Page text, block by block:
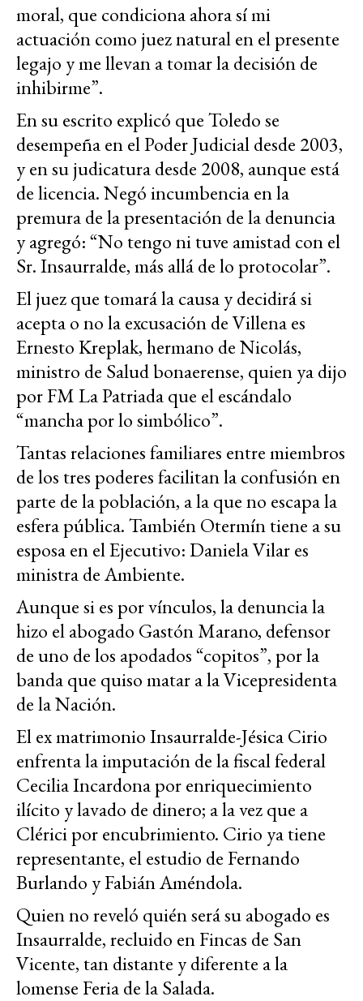
moral, que condiciona ahora sí mi
actuación como juez natural en el presente
legajo y me llevan a tomar la decisión de
inhibirme”.
En su escrito explicó que Toledo se
desempeña en el Poder Judicial desde 2003,
y en su judicatura desde 2008, aunque está
de licencia. Negó incumbencia en la
premura de la presentación de la denuncia
y agregó: “No tengo ni tuve amistad con el
Sr. Insaurralde, más allá de lo protocolar”.
El juez que tomará la causa y decidirá si
acepta o no la excusación de Villena es
Ernesto Kreplak, hermano de Nicolás,
ministro de Salud bonaerense, quien ya dijo
por FM La Patriada que el escándalo
“mancha por lo simbólico”.
Tantas relaciones familiares entre miembros
de los tres poderes facilitan la confusión en
parte de la población, a la que no escapa la
esfera pública. También Otermín tiene a su
esposa en el Ejecutivo: Daniela Vilar es
ministra de Ambiente.
Aunque si es por vínculos, la denuncia la
hizo el abogado Gastón Marano, defensor
de uno de los apodados “copitos”, por la
banda que quiso matar a la Vicepresidenta
de la Nación.
El ex matrimonio Insaurralde-Jésica Cirio
enfrenta la imputación de la fiscal federal
Cecilia Incardona por enriquecimiento
ilícito y lavado de dinero; a la vez que a
Clérici por encubrimiento. Cirio ya tiene
representante, el estudio de Fernando
Burlando y Fabián Améndola.
Quien no reveló quién será su abogado es
Insaurralde, recluido en Fincas de San
Vicente, tan distante y diferente a la
lomense Feria de la Salada.